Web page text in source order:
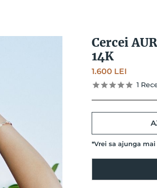
Cercei
14K
1.600 LEI
1
*Vrei sa ajunga
AURORA